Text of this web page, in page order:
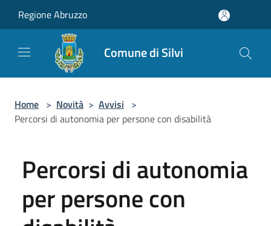
Regione Abruzzo
Comune di Silvi
Home > Novità > Avvisi >
Percorsi di autonomia per persone con disabilità
Percorsi di autonomia
per persone con